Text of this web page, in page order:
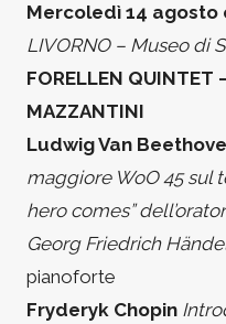
Mercoledì 14 agosto
LIVORNO – Museo di
FORELLEN
MAZZANTINI
Ludwig Van
maggiore WoO 45 sul
hero comes”
Georg Friedrich
pianoforte
Fryderyk Chopin